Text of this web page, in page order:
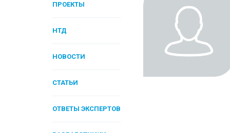
ПРОЕКТЫ
НТД
НОВОСТИ
СТАТЬИ
ОТВЕТЫ ЭКСПЕРТОВ